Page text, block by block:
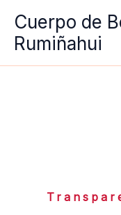
contenido
Cuerpo de
Rumiñahui